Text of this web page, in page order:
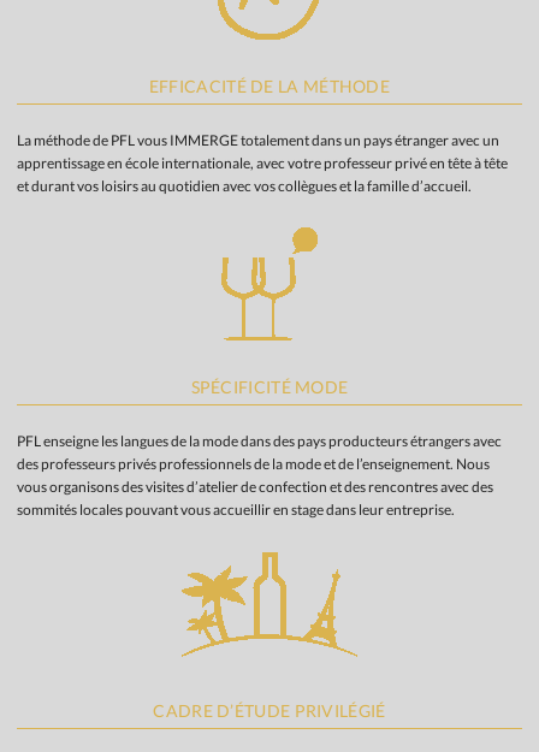
EFFICACITÉ DE LA MÉTHODE
La méthode de PFL vous IMMERGE totalement dans un pays étranger avec un
apprentissage en école internationale, avec votre professeur privé en tête à tête
et durant vos loisirs au quotidien avec vos collègues et la famille d’accueil.
SPÉCIFICITÉ MODE
PFL enseigne les langues de la mode dans des pays producteurs étrangers avec
des professeurs privés professionnels de la mode et de l’enseignement. Nous
vous organisons des visites d’atelier de confection et des rencontres avec des
sommités locales pouvant vous accueillir en stage dans leur entreprise.
CADRE D’ÉTUDE PRIVILÉGIÉ